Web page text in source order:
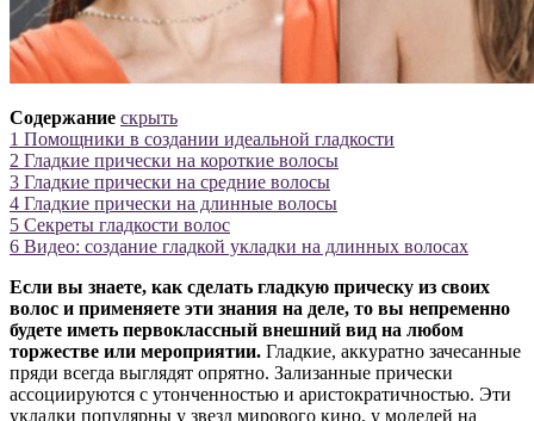
Содержание скрыть
1 Помощники в создании идеальной гладкости
2 Гладкие прически на короткие волосы
3 Гладкие прически на средние волосы
4 Гладкие прически на длинные волосы
5 Секреты гладкости волос
6 Видео: создание гладкой укладки на длинных волосах
Если вы знаете, как сделать гладкую прическу из своих
волос и применяете эти знания на деле, то вы непременно
будете иметь первоклассный внешний вид на любом
торжестве или мероприятии. Гладкие, аккуратно зачесанные
пряди всегда выглядят опрятно. Зализанные прически
ассоциируются с утонченностью и аристократичностью. Эти
укладки популярны у звезд мирового кино, у моделей на